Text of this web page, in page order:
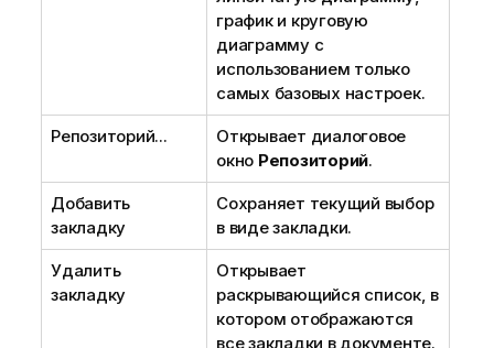
график и круговую
диаграмму с
использованием только
самых базовых настроек.
Репозиторий...
Открывает диалоговое
окно Репозиторий.
Добавить
закладку
Сохраняет текущий выбор
в виде закладки.
Удалить
закладку
Открывает
раскрывающийся список, в
котором отображаются
все закладки в документе.